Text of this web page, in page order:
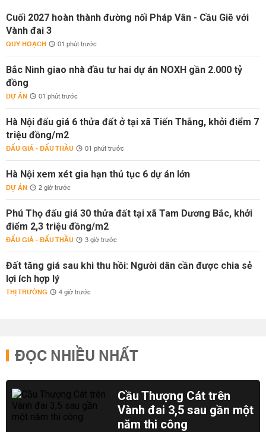
Cuối 2027 hoàn thành đường nối Pháp Vân - Cầu Giẽ với
Vành đai 3
QUY HOẠCH 01 phút trước
Bắc Ninh giao nhà đầu tư hai dự án NOXH gần 2.000 tỷ
đồng
DỰ ÁN 01 phút trước
Hà Nội đấu giá 6 thửa đất ở tại xã Tiến Thắng, khởi điểm 7
triệu đồng/m2
ĐẤU GIÁ - ĐẤU THẦU 01 phút trước
Hà Nội xem xét gia hạn thủ tục 6 dự án lớn
DỰ ÁN 2 giờ trước
Phú Thọ đấu giá 30 thửa đất tại xã Tam Dương Bắc, khởi
điểm 2,3 triệu đồng/m2
ĐẤU GIÁ - ĐẤU THẦU 3 giờ trước
Đất tăng giá sau khi thu hồi: Người dân cần được chia sẻ
lợi ích hợp lý
THỊ TRƯỜNG 4 giờ trước
ĐỌC NHIỀU NHẤT
Cầu Thượng Cát trên
Vành đai 3,5 sau gần một
năm thi công